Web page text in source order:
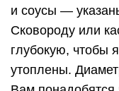
и соусы —
Сковороду или
глубокую, чтобы
утоплены.